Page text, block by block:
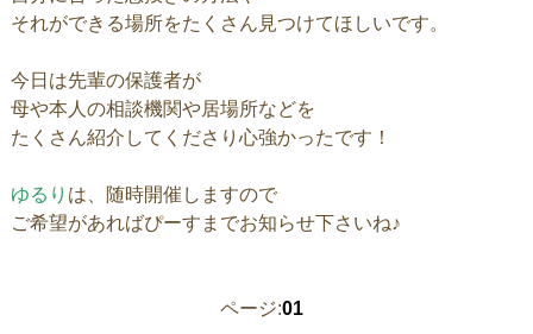
それができる場所をたくさん見つけてほしいです。
今日は先輩の保護者が
母や本人の相談機関や居場所などを
たくさん紹介してくださり心強かったです！
ゆるり は、随時開催しますので
ご希望があればぴーすまでお知らせ下さいね♪
ページ:01